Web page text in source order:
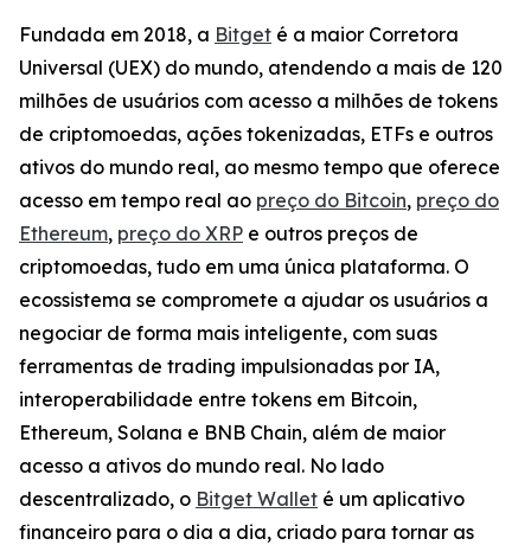
Fundada em 2018, a Bitget é a maior Corretora
Universal (UEX) do mundo, atendendo a mais de 120
milhões de usuários com acesso a milhões de tokens
de criptomoedas, ações tokenizadas, ETFs e outros
ativos do mundo real, ao mesmo tempo que oferece
acesso em tempo real ao preço do Bitcoin, preço do
Ethereum, preço do XRP e outros preços de
criptomoedas, tudo em uma única plataforma. O
ecossistema se compromete a ajudar os usuários a
negociar de forma mais inteligente, com suas
ferramentas de trading impulsionadas por IA,
interoperabilidade entre tokens em Bitcoin,
Ethereum, Solana e BNB Chain, além de maior
acesso a ativos do mundo real. No lado
descentralizado, o Bitget Wallet é um aplicativo
financeiro para o dia a dia, criado para tornar as